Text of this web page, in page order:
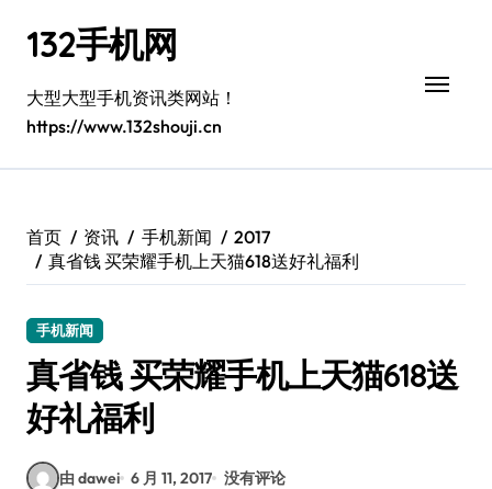
132手机网
大型大型手机资讯类网站！
https://www.132shouji.cn
首页 资讯 手机新闻
2017
真省钱 买荣耀手机上天猫618送好礼福利
手机新闻
真省钱 买荣耀手机上天猫618送
好礼福利
由 dawei 6 月 11, 2017 没有评论